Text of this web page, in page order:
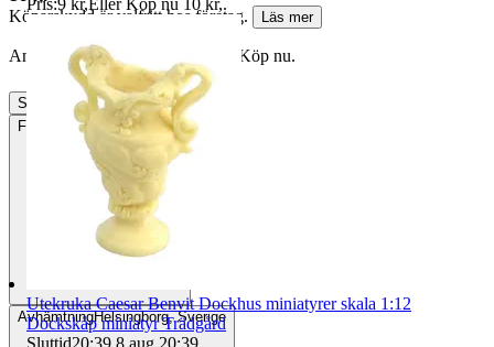
Köparskydd är valfritt hos företag.
Läs mer
Annonsen är avslutad. Såld med Köp nu.
Slutade
27 jul 14:05
Frakt
15 kr Annat fraktsätt
AvhämtningHelsingborg, Sverige
Pris:9 kr,Eller Köp nu 10 kr,.
Utekruka Caesar Benvit Dockhus miniatyrer skala 1:12
Dockskåp miniatyr Trädgård
Sluttid20:39 8 aug 20:39.